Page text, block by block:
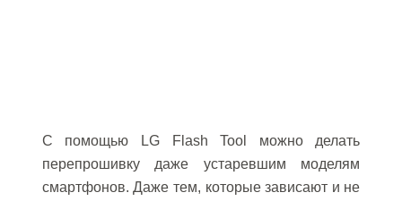
С помощью LG Flash Tool можно делать
перепрошивку даже устаревшим моделям
смартфонов. Даже тем, которые зависают и не